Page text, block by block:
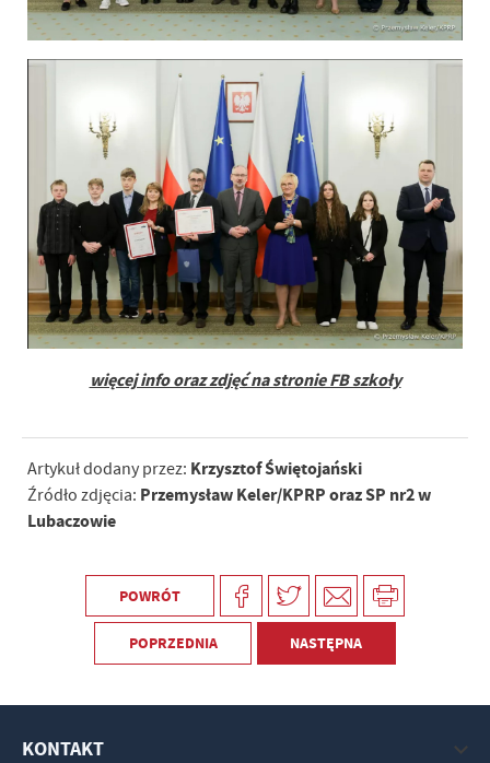
więcej info oraz zdjęć na stronie FB szkoły
Artykuł dodany przez: Krzysztof Świętojański
Źródło zdjęcia: Przemysław Keler/KPRP oraz SP nr2 w
Lubaczowie
POWRÓT
POPRZEDNIA NASTĘPNA
KONTAKT